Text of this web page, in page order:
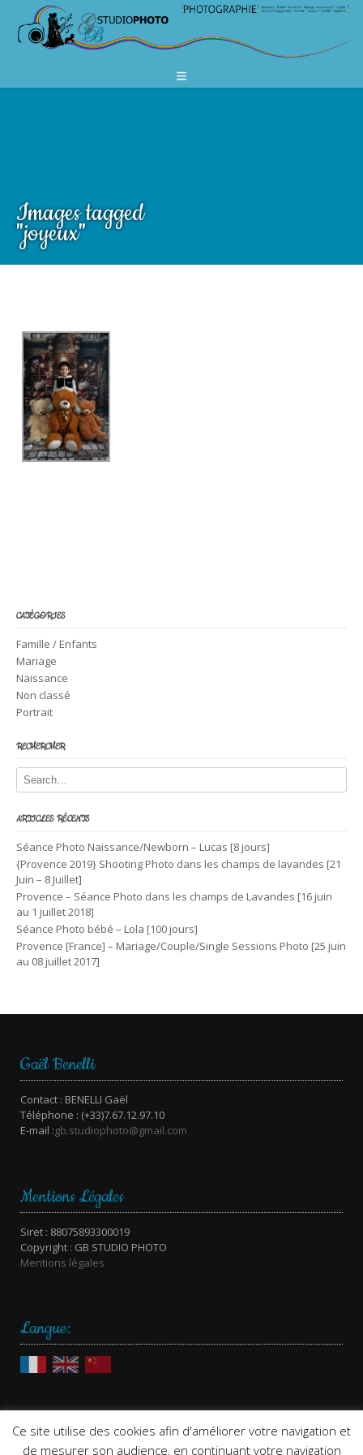
Images tagged
"joyeux"
CATÉGORIES
Famille / Enfants
Mariage
Naissance
Non classé
Portrait
RECHERCHER
ARTICLES RÉCENTS
Séance Photo Naissance/Newborn – Lucas [8 jours]
{Provence 2019} Shooting Photo dans les champs de lavandes [21
Juin – 8 Juillet]
Provence – Séance Photo dans les champs de Lavandes [16 juin
au 1 juillet 2018]
Séance Photo bébé – Lola [100 jours]
Provence [France] – Mariage/Couple/Single Sessions Photo [25 juin
au 08 juillet 2017]
Gaël Benelli
Contact : BENELLI Gaël
Téléphone : (+33)7.67.12.97.10
E-mail :gb.studiophoto@gmail.com
Mentions Légales
Siret : 88075893300019
Copyright : GB STUDIO PHOTO
Mentions légales
Langue:
Ce site utilise des cookies afin d'améliorer votre navigation et
de mesurer son audience, en continuant votre navigation